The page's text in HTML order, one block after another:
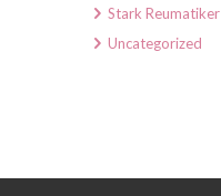
Stark Reumatiker
Uncategorized